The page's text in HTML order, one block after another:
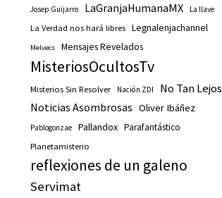
Josep Guijarro LaGranjaHumanaMX La llave
La Verdad nos hará libres Legnalenjachannel
Melvecs Mensajes Revelados
MisteriosOcultosTv
Misterios Sin Resolver Nación ZDI No Tan Lejos
Noticias Asombrosas Oliver Ibáñez
Pablogonzae Pallandox Parafantástico
Planetamisterio
reflexiones de un galeno
Servimat